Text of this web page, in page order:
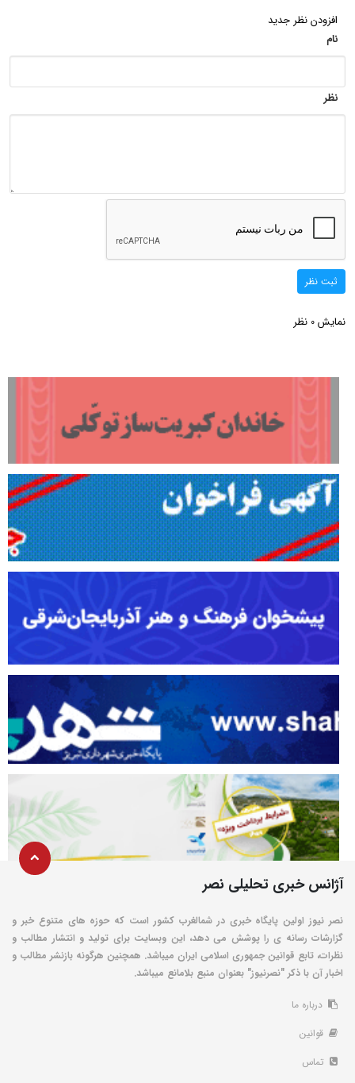
افزودن نظر جدید
نام
نظر
ثبت نظر
نمایش 0 نظر
آژانس خبری تحلیلی نصر
نصر نیوز اولین پایگاه خبری در شمالغرب کشور است که حوزه های متنوع خبر و
گزارشات رسانه ی را پوشش می دهد، این وبسایت برای تولید و انتشار مطالب و
نظرات، تابع قوانین جمهوری اسلامی ایران میباشد. همچنین هرگونه بازنشر مطالب و
اخبار آن با ذکر "نصرنیوز" بعنوان منبع بلامانع میباشد.
درباره ما
قوانین
تماس